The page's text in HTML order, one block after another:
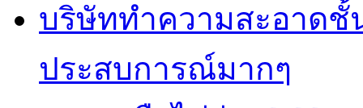
บริษัททำความสะอาด
ประสบการณ์มากๆ